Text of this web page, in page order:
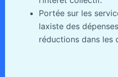
Portée sur les
laxiste des
réductions dans les